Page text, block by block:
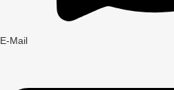
E-Mail